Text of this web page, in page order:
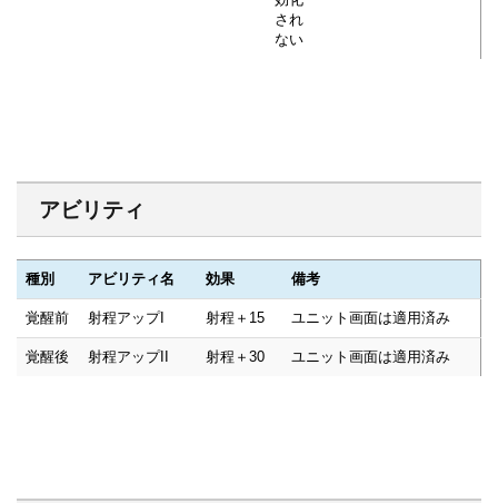
され
ない
アビリティ
種別 アビリティ名 効果 備考
覚醒前 射程アップI 射程＋15 ユニット画面は適用済み
覚醒後 射程アップII 射程＋30 ユニット画面は適用済み